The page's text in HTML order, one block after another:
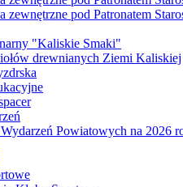
zewnętrzne pod Patronatem
"Kaliskie Smaki"
drewnianych Ziemi Kaliskiej
Powiatowych na 2026